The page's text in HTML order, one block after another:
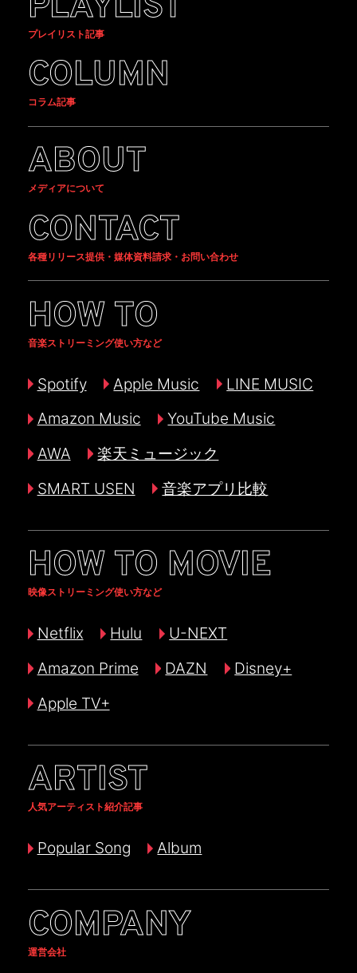
プレイリスト記事
COLUMN
コラム記事
ABOUT
メディアについて
CONTACT
各種リリース提供・媒体資料請求・お問い合わせ
HOW TO
音楽ストリーミング使い方など
Spotify Apple Music
LINE MUSIC
Amazon Music
YouTube Music
AWA
楽天ミュージック
SMART USEN
音楽アプリ比較
HOW TO MOVIE
映像ストリーミング使い方など
Netflix Hulu
U-NEXT
Amazon Prime
DAZN
Disney+
Apple TV+
ARTIST
人気アーティスト紹介記事
Popular Song Album
COMPANY
運営会社